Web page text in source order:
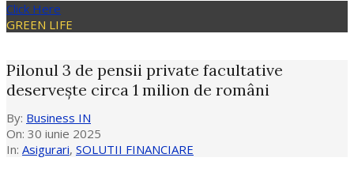
Click Here
GREEN LIFE
Pilonul 3 de pensii private facultative
deservește circa 1 milion de români
By: Business IN
On: 30 iunie 2025
In: Asigurari, SOLUTII FINANCIARE